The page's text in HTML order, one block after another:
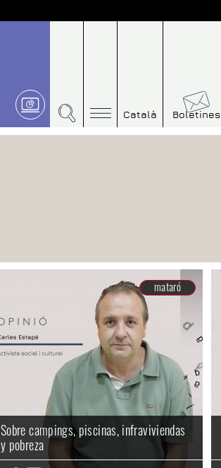
Català Boletines
mataró
Sobre campings, piscinas, infraviviendas
y pobreza